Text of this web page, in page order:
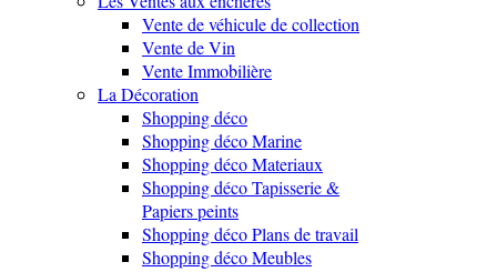
Vente de véhicule de collection
Vente de Vin
Vente Immobilière
La Décoration
Shopping déco
Shopping déco Marine
Shopping déco Materiaux
Shopping déco Tapisserie &
Papiers peints
Shopping déco Plans de travail
Shopping déco Meubles